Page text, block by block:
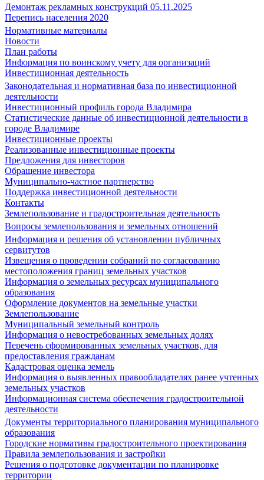
Демонтаж рекламных конструкций 05.11.2025
Перепись населения 2020
Нормативные материалы
Новости
План работы
Информация по воинскому учету для организаций
Инвестиционная деятельность
Законодательная и нормативная база по инвестиционной
деятельности
Инвестиционный профиль города Владимира
Статистические данные об инвестиционной деятельности в
городе Владимире
Инвестиционные проекты
Реализованные инвестиционные проекты
Предложения для инвесторов
Обращение инвестора
Муниципально-частное партнерство
Поддержка инвестиционной деятельности
Контакты
Землепользование и градостроительная деятельность
Вопросы землепользования и земельных отношений
Информация и решения об установлении публичных
сервитутов
Извещения о проведении собраний по согласованию
местоположения границ земельных участков
Информация о земельных ресурсах муниципального
образования
Оформление документов на земельные участки
Землепользование
Муниципальный земельный контроль
Информация о невостребованных земельных долях
Перечень сформированных земельных участков, для
предоставления гражданам
Кадастровая оценка земель
Информация о выявленных правообладателях ранее учтенных
земельных участков
Информационная система обеспечения градостроительной
деятельности
Документы территориального планирования муниципального
образования
Городские нормативы градостроительного проектирования
Правила землепользования и застройки
Решения о подготовке документации по планировке
территории